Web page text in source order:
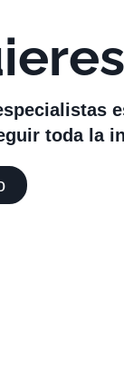
toda la